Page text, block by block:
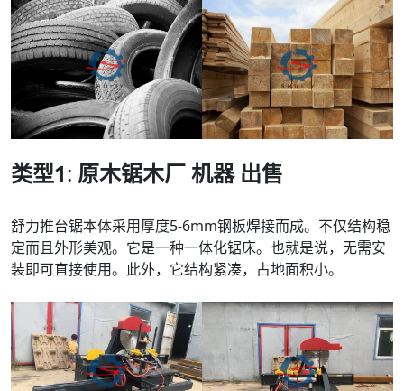
类型1: 原木锯木厂机器 出售
舒力推台锯本体采用厚度5-6mm钢板焊接而成。不仅结构稳
定而且外形美观。它是一种一体化锯床。也就是说，无需安
装即可直接使用。此外，它结构紧凑，占地面积小。